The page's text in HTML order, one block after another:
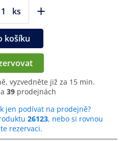
ks +
košíku
vyzvedněte již za 15 min.
39 prodejnách
jen podívat na prodejně?
26123, nebo si rovnou
rezervaci.